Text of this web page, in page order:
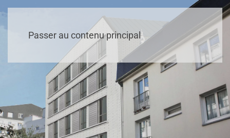
Passer au contenu principal